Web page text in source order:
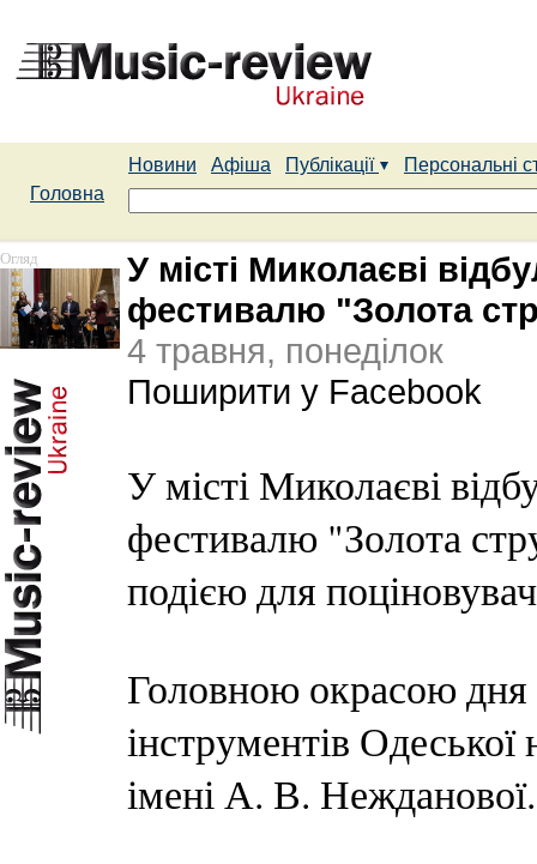
Новини Афіша Публікації
Персональні
Головна
Огляд
У місті Миколаєві
фестивалю "Золота
4 травня, понеділок
Поширити у Facebook
У місті Миколаєві
фестивалю "Золота
подією для
Головною окрасою дня
інструментів Одеської
імені А. В. Нежданової.